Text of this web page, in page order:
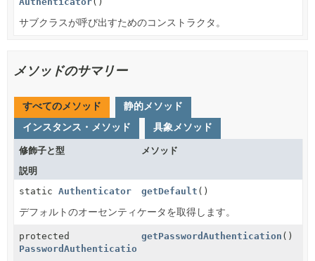
サブクラスが呼び出すためのコンストラクタ。
メソッドのサマリー
すべてのメソッド
静的メソッド
インスタンス・メソッド
具象メソッド
修飾子と型
メソッド
説明
static Authenticator getDefault ()
デフォルトのオーセンティケータを取得します。
protected
PasswordAuthentication
getPasswordAuthentication ()